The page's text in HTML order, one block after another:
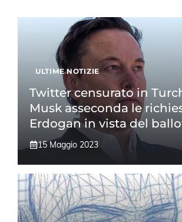
ULTIME NOTIZIE
Twitter censurato in
Musk asseconda le
Erdogan in vista del
15 Maggio 2023